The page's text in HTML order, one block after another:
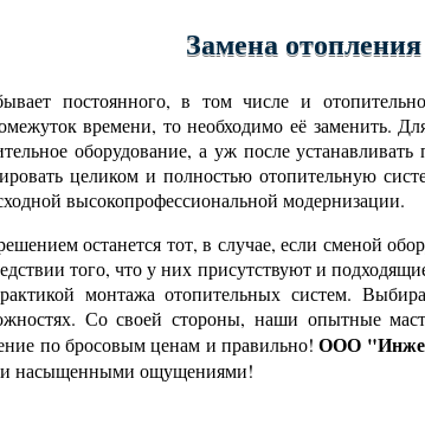
Замена
постоянного, в том числе и
времени, то необходимо её заменить.
оборудование, а уж после
целиком и полностью отопительную
высокопрофессиональной модернизации.
останется тот, в случае, если сменой
того, что у них присутствуют и
монтажа отопительных систем.
Со своей стороны, наши опытные
по бросовым ценам и правильно!ООО
насыщенными ощущениями!